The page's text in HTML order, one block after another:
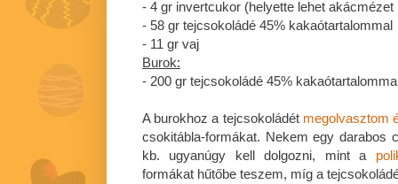
- 4 gr invertcukor (helyette lehet akácmézet
- 58 gr tejcsokoládé 45% kakaótartalommal
- 11 gr vaj
Burok:
- 200 gr tejcsokoládé 45%
A burokhoz a tejcsokoládét megolvasztom
csokitábla-formákat. Nekem egy darabos
kb. ugyanúgy kell dolgozni, mint a
formákat hűtőbe teszem, míg a